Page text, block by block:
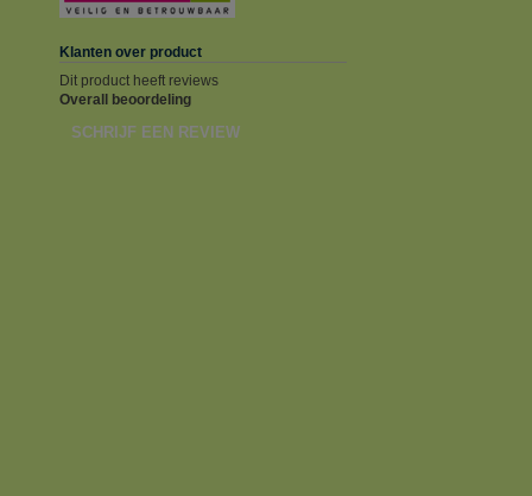
Klanten over product
Dit product heeft reviews
Overall beoordeling
SCHRIJF EEN REVIEW